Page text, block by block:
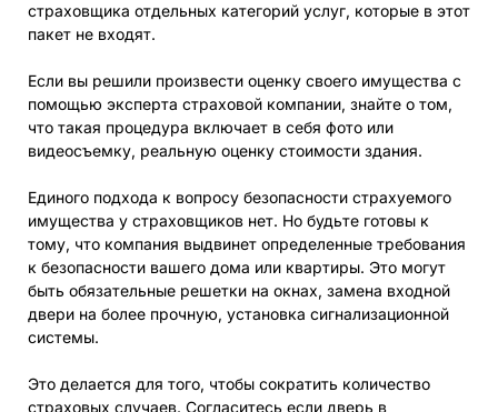
страховщика отдельных категорий услуг, которые в этот
пакет не входят.
Если вы решили произвести оценку своего имущества с
помощью эксперта страховой компании, знайте о том,
что такая процедура включает в себя фото или
видеосъемку, реальную оценку стоимости здания.
Единого подхода к вопросу безопасности страхуемого
имущества у страховщиков нет. Но будьте готовы к
тому, что компания выдвинет определенные требования
к безопасности вашего дома или квартиры. Это могут
быть обязательные решетки на окнах, замена входной
двери на более прочную, установка сигнализационной
системы.
Это делается для того, чтобы сократить количество
страховых случаев. Согласитесь если дверь в